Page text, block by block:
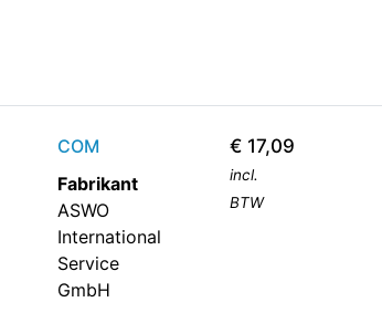
COM
Fabrikant
ASWO
International
Service
GmbH
€ 17,09
incl.
BTW